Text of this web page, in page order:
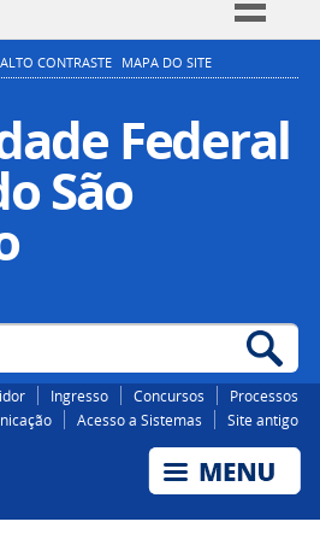
Simplifique!
Participe
Acesso à informação
Legislação
ALTO CONTRASTE MAPA DO SITE
Federal
São
Ingresso Concursos
Processos
Acesso a Sistemas Site antigo